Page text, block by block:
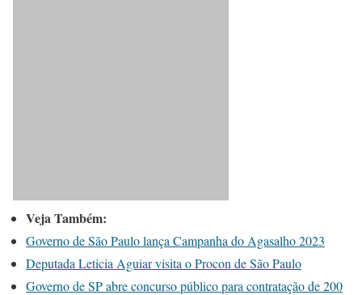
Veja Também:
Governo de São Paulo lança Campanha do Agasalho 2023
Deputada Leticia Aguiar visita o Procon de São Paulo
Governo de SP abre concurso público para contratação de 200